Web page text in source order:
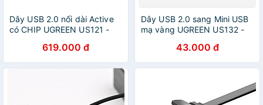
Dây USB 2.0 nối dài Active
có CHIP UGREEN US121 -
619.000 đ
Dây USB 2.0 sang Mini USB
mạ vàng UGREEN US132 -
43.000 đ